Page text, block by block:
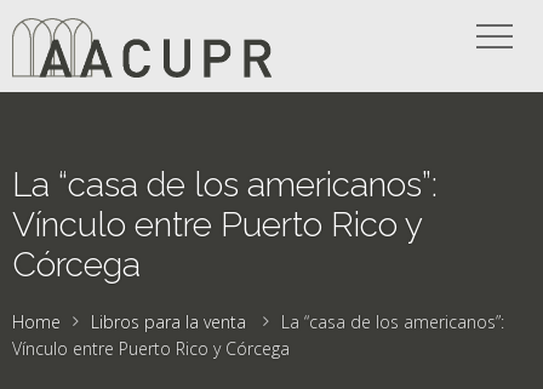
La “casa de los americanos”:
Vínculo entre Puerto Rico y
Córcega
Home Libros para la venta
La “casa de los americanos”:
Vínculo entre Puerto Rico y Córcega